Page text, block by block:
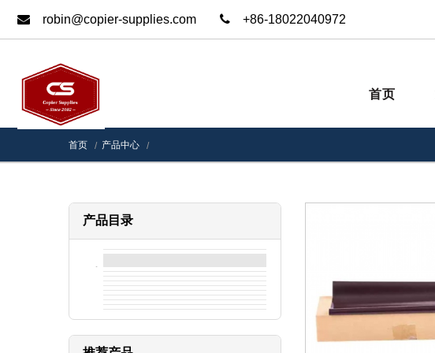
robin@copier-supplies.com +86-18022040972
首页
首页 产品中心
产品目录